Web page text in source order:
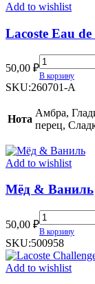
Add to wishlist
Lacoste Eau de
50,00 ₽
Lacoste
Eau
de
Sensuelle
quantity
В корзину
SKU:260701-A
Нота
Амбра,
перец,
Add to wishlist
Мёд & Ваниль
50,00 ₽
Мёд
&
Ваниль
quantity
В корзину
SKU:500958
Add to wishlist